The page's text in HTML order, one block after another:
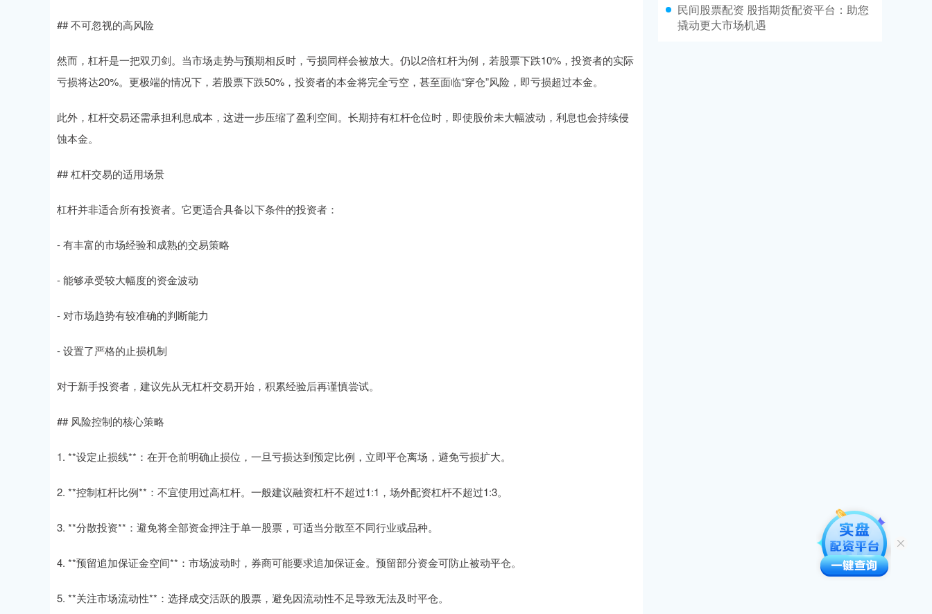
## 不可忽视的高风险
然而，杠杆是一把双刃剑。当市场走势与预期相反时，亏损同样会被放大。仍以2倍杠杆为例，若股票下跌10%，投资者的实际
亏损将达20%。更极端的情况下，若股票下跌50%，投资者的本金将完全亏空，甚至面临“穿仓”风险，即亏损超过本金。
此外，杠杆交易还需承担利息成本，这进一步压缩了盈利空间。长期持有杠杆仓位时，即使股价未大幅波动，利息也会持续侵
蚀本金。
## 杠杆交易的适用场景
杠杆并非适合所有投资者。它更适合具备以下条件的投资者：
- 有丰富的市场经验和成熟的交易策略
- 能够承受较大幅度的资金波动
- 对市场趋势有较准确的判断能力
- 设置了严格的止损机制
对于新手投资者，建议先从无杠杆交易开始，积累经验后再谨慎尝试。
## 风险控制的核心策略
1. **设定止损线**：在开仓前明确止损位，一旦亏损达到预定比例，立即平仓离场，避免亏损扩大。
2. **控制杠杆比例**：不宜使用过高杠杆。一般建议融资杠杆不超过1:1，场外配资杠杆不超过1:3。
3. **分散投资**：避免将全部资金押注于单一股票，可适当分散至不同行业或品种。
4. **预留追加保证金空间**：市场波动时，券商可能要求追加保证金。预留部分资金可防止被动平仓。
5. **关注市场流动性**：选择成交活跃的股票，避免因流动性不足导致无法及时平仓。
民间股票配资 股指期货配资平台：助您
撬动更大市场机遇